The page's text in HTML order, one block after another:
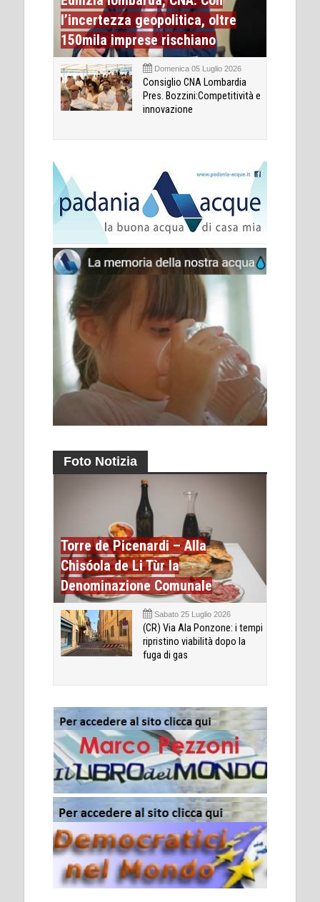
l’incertezza geopolitica, oltre
150mila imprese rischiano
Domenica 05 Luglio 2026
Consiglio CNA Lombardia
Pres. Bozzini:Competitività e
innovazione
Foto Notizia
Torre de Picenardi – Alla
Chisóola de Li Tùr la
Denominazione Comunale
Sabato 25 Luglio 2026
(CR) Via Ala Ponzone: i tempi
ripristino viabilità dopo la
fuga di gas